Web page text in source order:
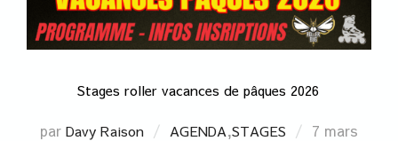
Stages roller vacances de pâques 2026
par Davy Raison AGENDA,STAGES
7 mars